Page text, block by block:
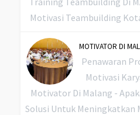
Motivasi Teambuilding
MOTIVATOR DI
Penawaran
Motivasi
Motivator Di Malang -
Solusi Untuk Meningkatkan